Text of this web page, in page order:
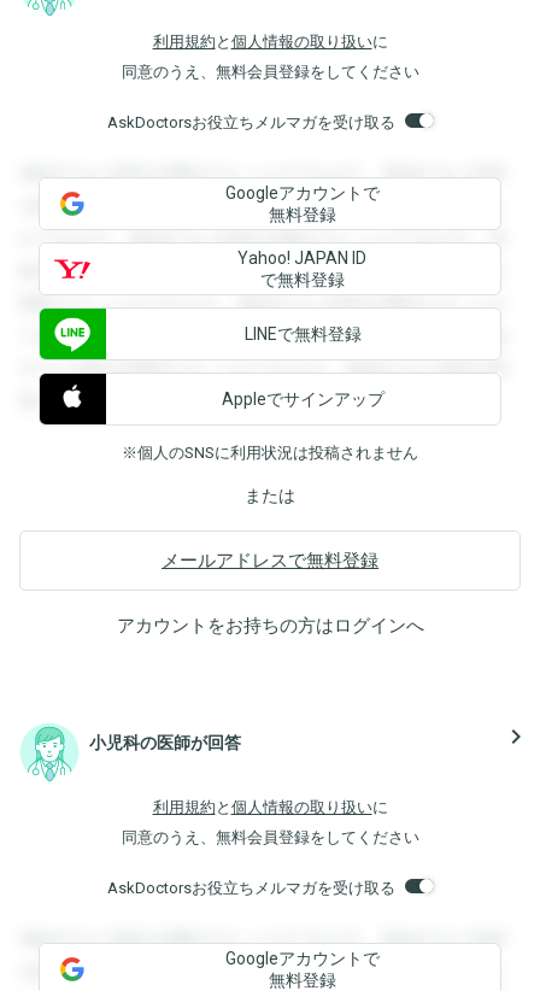
利用規約 と 個人情報の取り扱いに
同意のうえ、無料会員登録をしてください
AskDoctorsお役立ちメルマガを受け取る
登録すると回答を閲覧することができます。登録すると回答
を閲覧することができます。登録すると回答を閲覧すること
ができます。登録すると回答を閲覧することができます。登
録すると回答を閲覧することができます。登録すると回答を
閲覧することができます。登録すると回答を閲覧することが
できます。登録すると回答を閲覧することができます。登録
すると回答を閲覧することができます。登録すると回答を閲
覧することができます。
Googleアカウントで
無料登録
Yahoo! JAPAN ID
で無料登録
LINEで無料登録
Appleでサインアップ
※個人のSNSに利用状況は投稿されません
または
メールアドレスで無料登録
アカウントをお持ちの方はログインへ
小児科の医師が回答 navigate_next
利用規約 と 個人情報の取り扱いに
同意のうえ、無料会員登録をしてください
AskDoctorsお役立ちメルマガを受け取る
登録すると回答を閲覧することができます。登録すると回答
を閲覧することができます。登録すると回答を閲覧すること
Googleアカウントで
無料登録